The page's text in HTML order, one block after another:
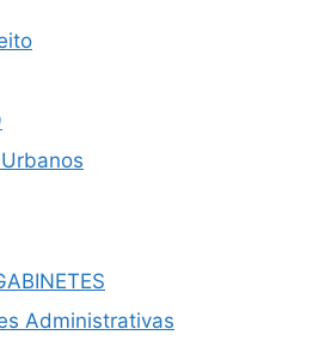
Administrativas